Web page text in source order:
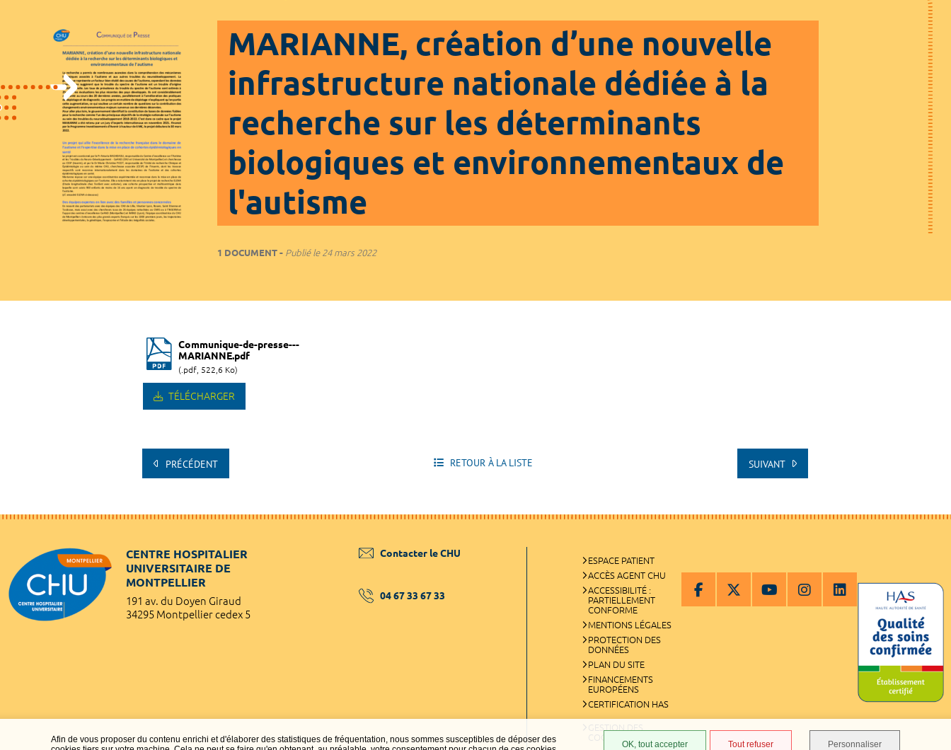
Afin de vous proposer du contenu enrichi et d'élaborer des statistiques de fréquentation, nous sommes susceptibles de déposer des
OK, tout accepter Tout refuser Personnaliser
MARIANNE, création d’une nouvelle
infrastructure nationale dédiée à la
recherche sur les déterminants
biologiques et environnementaux de
l'autisme
1 DOCUMENT Publié le24 mars 2022
Communique-de-presse---
MARIANNE.pdf
(.pdf, 522,6 Ko)
TÉLÉCHARGER
PRÉCÉDENT RETOUR À LA LISTE SUIVANT
CENTRE HOSPITALIER
UNIVERSITAIRE DE
MONTPELLIER
191 av. du Doyen Giraud
34295 Montpellier cedex 5
Contacter le CHU
04 67 33 67 33
ESPACE PATIENT
ACCÈS AGENT CHU
ACCESSIBILITÉ :
PARTIELLEMENT
CONFORME
MENTIONS LÉGALES
PROTECTION DES
DONNÉES
PLAN DU SITE
FINANCEMENTS
EUROPÉENS
CERTIFICATION HAS
GESTION DES
COOKIES